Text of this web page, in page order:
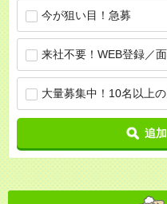
今が狙い目！急募
来社不要！WEB登録／
大量募集中！10名以上
追